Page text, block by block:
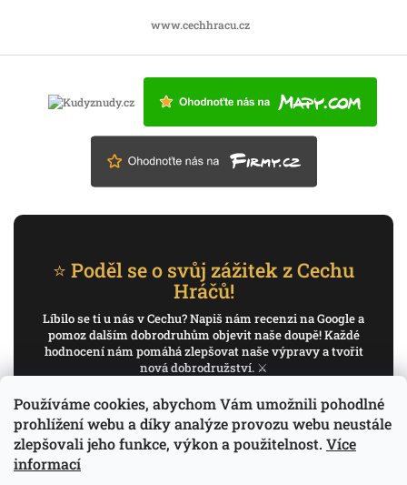
Používáme cookies, abychom Vám umožnili pohodlné
prohlížení webu a díky analýze provozu webu neustále
zlepšovali jeho funkce, výkon a použitelnost. Více
informací
www.cechhracu.cz
⭐ Poděl se o svůj zážitek z Cechu
Hráčů!
Líbilo se ti u nás v Cechu? Napiš nám recenzi na Google a
pomoz dalším dobrodruhům objevit naše doupě! Každé
hodnocení nám pomáhá zlepšovat naše výpravy a tvořit
nová dobrodružství. ⚔️
✍️ Napiš recenzi na Google
Děkujeme, že pomáháš psát příběh Cechu Hráčů.